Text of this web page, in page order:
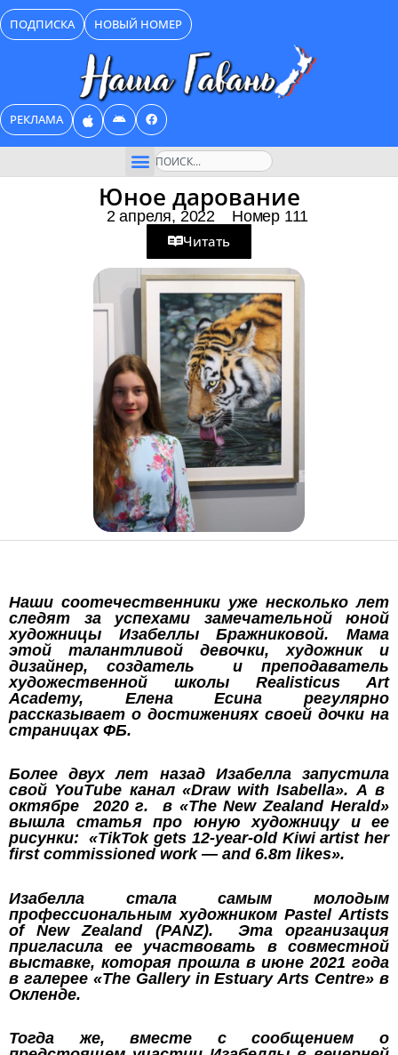
Перейти
к
содержимому
ПОДПИСКА НОВЫЙ НОМЕР
РЕКЛАМА
Поиск
Юное дарование
2 апреля, 2022
Номер 111
Читать
Наши соотечественники уже несколько лет
следят за успехами замечательной юной
художницы Изабеллы Бражниковой. Мама
этой талантливой девочки, художник и
дизайнер, создатель и преподаватель
художественной школы Realisticus Art
Academy, Елена Есина регулярно
рассказывает о достижениях своей дочки на
страницах ФБ.
Более двух лет назад Изабелла запустила
свой YouTube канал «Draw with Isabella». А в
октябре 2020 г. в «The New Zealand Herald»
вышла статья про юную художницу и ее
рисунки: «TikTok gets 12-year-old Kiwi artist her
first commissioned work — and 6.8m likes».
Изабелла стала самым молодым
профессиональным художником Pastel Artists
of New Zealand (PANZ). Эта организация
пригласила ее участвовать в совместной
выставке, которая прошла в июне 2021 года
в галерее «The Gallery in Estuary Arts Centre» в
Окленде.
Тогда же, вместе с сообщением о